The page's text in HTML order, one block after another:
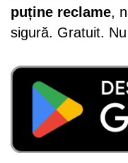
puține reclame,
sigură. Gratuit.